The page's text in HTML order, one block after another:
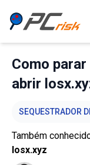
Como
abrir
SEQUESTRADOR
Também
losx.xyz